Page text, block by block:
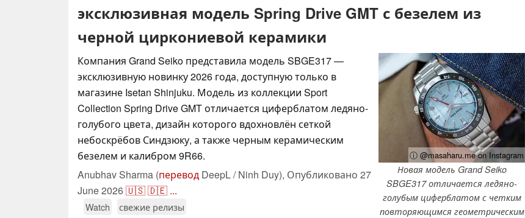
эксклюзивная модель Spring Drive GMT с безелем из
черной циркониевой керамики
ⓘ @masaharu.me on Instagram
Новая модель Grand Seiko
SBGE317 отличается ледяно-
голубым циферблатом с четким
повторяющимся геометрическим
Компания Grand Seiko представила модель SBGE317 —
эксклюзивную новинку 2026 года, доступную только в
магазине Isetan Shinjuku. Модель из коллекции Sport
Collection Spring Drive GMT отличается циферблатом ледяно-
голубого цвета, дизайн которого вдохновлён сеткой
небоскрёбов Синдзюку, а также черным керамическим
безелем и калибром 9R66.
Anubhav Sharma (перевод DeepL / Ninh Duy), Опубликовано 27
June 2026🇺🇸🇩🇪 ...
Watch свежие релизы